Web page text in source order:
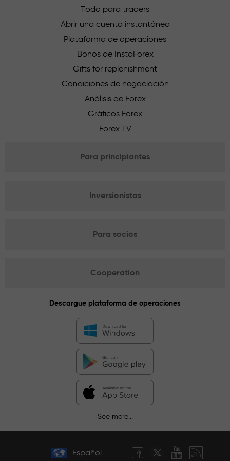
Todo para traders
Abrir una cuenta instantánea
Plataforma de operaciones
Bonos de InstaForex
Gifts for replenishment
Condiciones de negociación
Análisis de Forex
Gráficos Forex
Forex TV
Para principiantes
Inversionistas
Para socios
Cooperation
Descargue plataforma de operaciones
See more...
Español